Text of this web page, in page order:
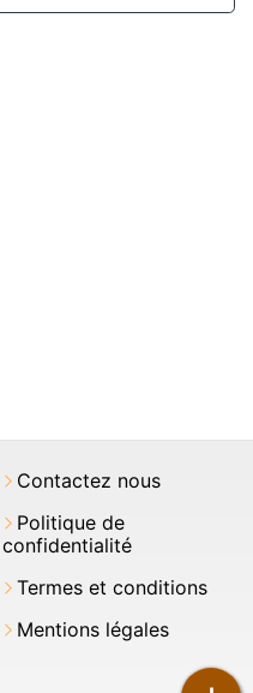
Contactez nous
Politique de
confidentialité
Termes et conditions
Mentions légales